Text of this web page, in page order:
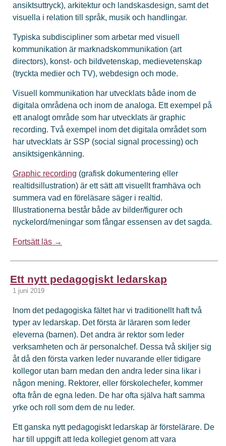
ansiktsuttryck), arkitektur och landskasdesign, samt det
visuella i relation till språk, musik och handlingar.
Typiska subdiscipliner som arbetar med visuell
kommunikation är marknadskommunikation (art
directors), konst- och bildvetenskap, medievetenskap
(tryckta medier och TV), webdesign och mode.
Visuell kommunikation har utvecklats både inom de
digitala områdena och inom de analoga. Ett exempel på
ett analogt område som har utvecklats är graphic
recording. Två exempel inom det digitala området som
har utvecklats är SSP (social signal processing) och
ansiktsigenkänning.
Graphic recording (grafisk dokumentering eller
realtidsillustration) är ett sätt att visuellt framhäva och
summera vad en föreläsare säger i realtid.
Illustrationerna består både av bilder/figurer och
nyckelord/meningar som fångar essensen av det sagda.
Fortsätt läs →
Ett nytt pedagogiskt ledarskap
1 juni 2019
Inom det pedagogiska fältet har vi traditionellt haft två
typer av ledarskap. Det första är läraren som leder
eleverna (barnen). Det andra är rektor som leder
verksamheten och är personalchef. Dessa två skiljer sig
åt då den första varken leder nuvarande eller tidigare
kollegor utan barn medan den andra leder sina likar i
någon mening. Rektorer, eller förskolechefer, kommer
ofta från de egna leden. De har ofta själva haft samma
yrke och roll som dem de nu leder.
Ett ganska nytt pedagogiskt ledarskap är förstelärare. De
har till uppgift att leda kollegiet genom att vara